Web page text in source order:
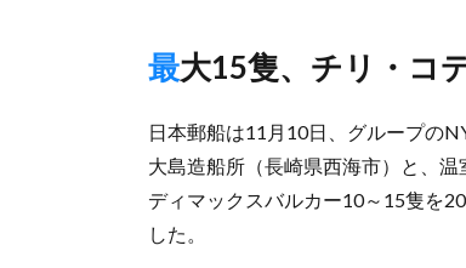
最大15隻、チリ・
日本郵船は11月10日、グループの
大島造船所（長崎県西海市）と、
ディマックスバルカー10～15隻を
した。